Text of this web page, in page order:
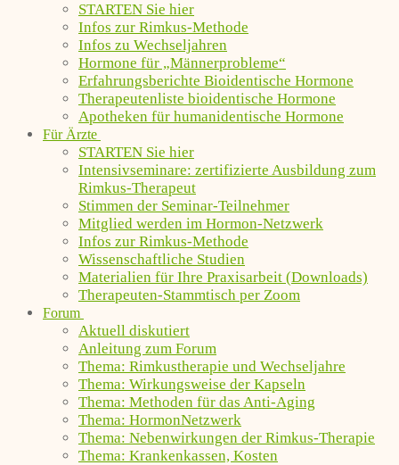
STARTEN Sie hier
Infos zur Rimkus-Methode
Infos zu Wechseljahren
Hormone für „Männerprobleme“
Erfahrungsberichte Bioidentische Hormone
Therapeutenliste bioidentische Hormone
Apotheken für humanidentische Hormone
Für Ärzte
STARTEN Sie hier
Intensivseminare: zertifizierte Ausbildung zum
Rimkus-Therapeut
Stimmen der Seminar-Teilnehmer
Mitglied werden im Hormon-Netzwerk
Infos zur Rimkus-Methode
Wissenschaftliche Studien
Materialien für Ihre Praxisarbeit (Downloads)
Therapeuten-Stammtisch per Zoom
Forum
Aktuell diskutiert
Anleitung zum Forum
Thema: Rimkustherapie und Wechseljahre
Thema: Wirkungsweise der Kapseln
Thema: Methoden für das Anti-Aging
Thema: HormonNetzwerk
Thema: Nebenwirkungen der Rimkus-Therapie
Thema: Krankenkassen, Kosten